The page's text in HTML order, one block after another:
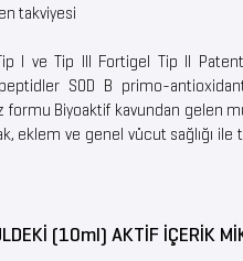
takviyesi
I ve Tip III Fortigel Tip II
SOD B primo-
formu Biyoaktif kavundan gelen
eklem ve genel vücut sağlığı ile
(10ml) AKTİF İÇERİK